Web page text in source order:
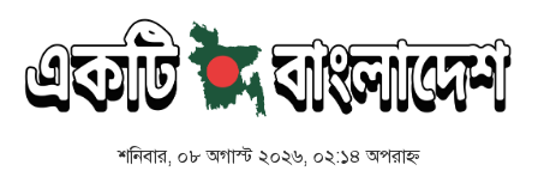
শনিবার, ০৮ অগাস্ট ২০২৬, ০২:১৪ অপরাহ্ন